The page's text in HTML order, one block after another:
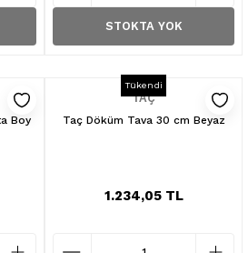
STOKTA YOK
Boy
Tükendi
TAÇ
Taç Döküm Tava 30 cm Beyaz
1.234,05 TL